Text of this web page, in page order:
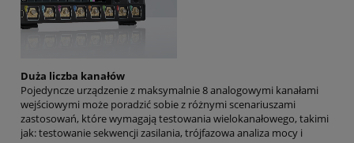
Duża liczba kanałów
Pojedyncze urządzenie z maksymalnie 8 analogowymi kanałami
wejściowymi może poradzić sobie z różnymi scenariuszami
zastosowań, które wymagają testowania wielokanałowego, takimi
jak: testowanie sekwencji zasilania, trójfazowa analiza mocy i